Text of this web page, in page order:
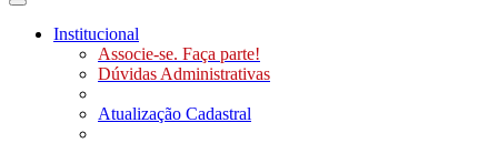
Toggle navigation
Institucional
Associe-se. Faça parte!
Dúvidas Administrativas
Atualização Cadastral